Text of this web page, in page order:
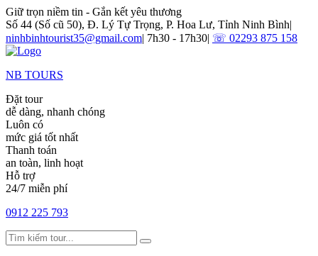
Giữ trọn niềm tin - Gắn kết yêu thương
Số 44 (Số cũ 50), Đ. Lý Tự Trọng, P. Hoa Lư, Tỉnh Ninh Bình|
ninhbinhtourist35@gmail.com| 7h30 - 17h30| ☏ 02293 875 158
NB TOURS
Đặt tour
dễ dàng, nhanh chóng
Luôn có
mức giá tốt nhất
Thanh toán
an toàn, linh hoạt
Hỗ trợ
24/7 miễn phí
0912 225 793